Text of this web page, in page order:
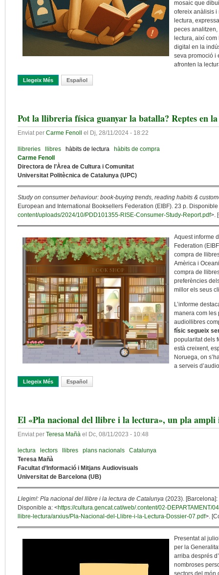
mosaic que
ofereix anàlisis
lectura,
peces
lectura, així
digital en la
seva promoció i
afronten la
Llegeix Més Sobre El Llibre Contra Tota La Resta
Español
Pot la llibreria física guanyar la batalla? Reptes en
Enviat per Carme Fenoll el Dj, 28/11/2024 - 18:22
llibreries llibres hàbits de lectura
hàbits de compra
Carme Fenoll
Directora de l’Àrea de Cultura i Comunitat
Universitat Politècnica de Catalunya (UPC)
Study on consumer behaviour: book-buying trends, reading habits &
European and International Booksellers Federation (EIBF). 23 p. Disponible
content/uploads/2024/10/PDD101355-RISE-Consumer-Study-Report.pdf>.
Aquest informe
Federation
compra de
Amèrica i
compra de
preferències
millor els seus
L’informe
manera com les
audiollibres
físic segueix
popularitat dels
està creixent,
Noruega, on
a serveis
Llegeix Més Sobre Pot La Llibreria Física Guanyar La Batalla? Reptes En La
Español
El «Pla nacional del llibre i la lectura», un pla ampli
Enviat per Teresa Mañà el Dc, 08/11/2023 - 10:48
lectura lectors llibres plans nacionals
Catalunya
Teresa Mañà
Facultat d’Informació i Mitjans Audiovisuals
Universitat de Barcelona (UB)
Llegim!: Pla nacional del llibre i la lectura de Catalunya (2023).
Disponible a: <https://cultura.gencat.cat/web/.content/02-DEPARTAMENT/
llibre-lectura/arxius/Pla-Nacional-del-Llibre-i-la-Lectura-Dossier-07.pdf>.
Presentat al
per la
arriba després
nombroses
sectors del món